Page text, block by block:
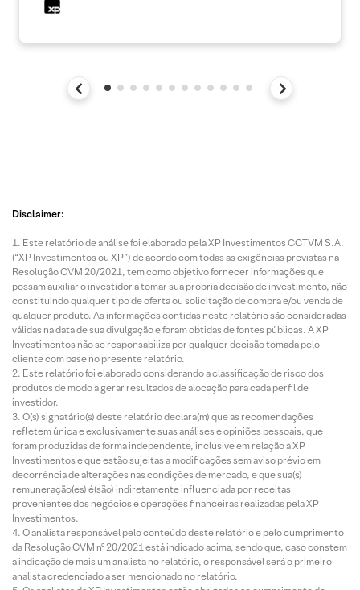
Disclaimer:
Este relatório de análise foi elaborado pela XP Investimentos CCTVM S.A.
(“XP Investimentos ou XP”) de acordo com todas as exigências previstas na
Resolução CVM 20/2021, tem como objetivo fornecer informações que
possam auxiliar o investidor a tomar sua própria decisão de investimento, não
constituindo qualquer tipo de oferta ou solicitação de compra e/ou venda de
qualquer produto. As informações contidas neste relatório são consideradas
válidas na data de sua divulgação e foram obtidas de fontes públicas. A XP
Investimentos não se responsabiliza por qualquer decisão tomada pelo
cliente com base no presente relatório.
Este relatório foi elaborado considerando a classificação de risco dos
produtos de modo a gerar resultados de alocação para cada perfil de
investidor.
O(s) signatário(s) deste relatório declara(m) que as recomendações
refletem única e exclusivamente suas análises e opiniões pessoais, que
foram produzidas de forma independente, inclusive em relação à XP
Investimentos e que estão sujeitas a modificações sem aviso prévio em
decorrência de alterações nas condições de mercado, e que sua(s)
remuneração(es) é(são) indiretamente influenciada por receitas
provenientes dos negócios e operações financeiras realizadas pela XP
Investimentos.
O analista responsável pelo conteúdo deste relatório e pelo cumprimento
da Resolução CVM nº 20/2021 está indicado acima, sendo que, caso constem
a indicação de mais um analista no relatório, o responsável será o primeiro
analista credenciado a ser mencionado no relatório.